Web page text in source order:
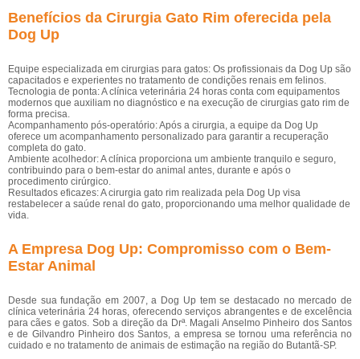
Benefícios da Cirurgia Gato Rim oferecida pela
Dog Up
Equipe especializada em cirurgias para gatos: Os profissionais da Dog Up são
capacitados e experientes no tratamento de condições renais em felinos.
Tecnologia de ponta: A clínica veterinária 24 horas conta com equipamentos
modernos que auxiliam no diagnóstico e na execução de cirurgias gato rim de
forma precisa.
Acompanhamento pós-operatório: Após a cirurgia, a equipe da Dog Up
oferece um acompanhamento personalizado para garantir a recuperação
completa do gato.
Ambiente acolhedor: A clínica proporciona um ambiente tranquilo e seguro,
contribuindo para o bem-estar do animal antes, durante e após o
procedimento cirúrgico.
Resultados eficazes: A cirurgia gato rim realizada pela Dog Up visa
restabelecer a saúde renal do gato, proporcionando uma melhor qualidade de
vida.
A Empresa Dog Up: Compromisso com o Bem-
Estar Animal
Desde sua fundação em 2007, a Dog Up tem se destacado no mercado de
clínica veterinária 24 horas, oferecendo serviços abrangentes e de excelência
para cães e gatos. Sob a direção da Drª. Magali Anselmo Pinheiro dos Santos
e de Gilvandro Pinheiro dos Santos, a empresa se tornou uma referência no
cuidado e no tratamento de animais de estimação na região do Butantã-SP.